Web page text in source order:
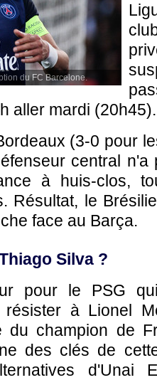
du FC Barcelone.
aller mardi (20h45).
(3-0 pour
central
à huis-clos,
Résultat, le
face au Barça.
Silva ?
pour le PSG
résister à Lionel
du champion de
des clés de
d'Unai